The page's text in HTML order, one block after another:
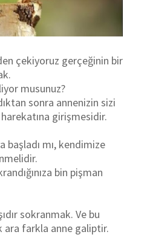
çekiyoruz gerçeğinin bir
musunuz?
sonra annenizin sizi
girişmesidir.
başladı mı, kendimize
bin pişman
sokranmak. Ve bu
ara farkla anne galiptir.